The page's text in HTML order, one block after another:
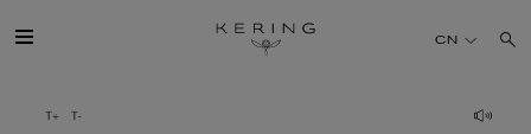
Vedovotto
CN